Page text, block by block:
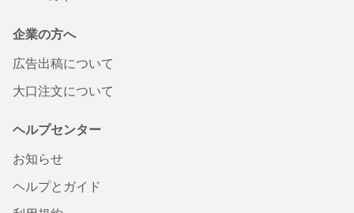
企業の方へ
広告出稿について
大口注文について
ヘルプセンター
お知らせ
ヘルプとガイド